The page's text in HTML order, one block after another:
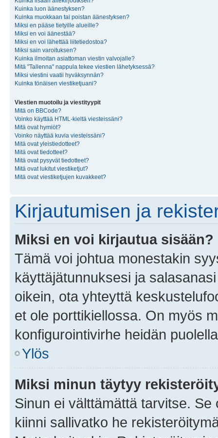
Kuinka luon äänestyksen?
Kuinka muokkaan tai poistan äänestyksen?
Miksi en pääse tietyille alueille?
Miksi en voi äänestää?
Miksi en voi lähettää liitetiedostoa?
Miksi sain varoituksen?
Kuinka ilmoitan asiattoman viestin valvojalle?
Mitä "Tallenna" nappula tekee viestien lähetyksessä?
Miksi viestini vaatii hyväksynnän?
Kuinka tönäisen viestiketjuani?
Viestien muotoilu ja viestityypit
Mitä on BBCode?
Voinko käyttää HTML-kieltä viesteissäni?
Mitä ovat hymiöt?
Voinko näyttää kuvia viesteissäni?
Mitä ovat yleistiedotteet?
Mitä ovat tiedotteet?
Mitä ovat pysyvät tiedotteet?
Mitä ovat lukitut viestiketjut?
Mitä ovat viestiketjujen kuvakkeet?
Kirjautumisen ja
Miksi en voi kirjautua sisään?
Tämä voi johtua monestakin
käyttäjätunnuksesi ja
oikein, ota yhteyttä
et ole porttikiellossa. On myös
konfigurointivirhe heidän
Ylös
Miksi minun täytyy
Sinun ei välttämättä tarvitse.
kiinni sallivatko he